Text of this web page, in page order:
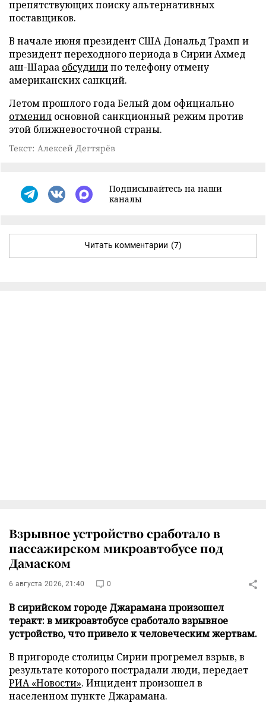
препятствующих поиску альтернативных
поставщиков.
В начале июня президент США Дональд Трамп и
президент переходного периода в Сирии Ахмед
аш-Шараа обсудилипо телефону отмену
американских санкций.
Летом прошлого года Белый дом официально
отменил основной санкционный режим против
этой ближневосточной страны.
Текст: Алексей Дегтярёв
Подписывайтесь на наши
каналы
Читать комментарии (7)
Взрывное устройство сработало в
пассажирском микроавтобусе под
Дамаском
6 августа 2026, 21:40 0
В сирийском городе Джарамана произошел
теракт: в микроавтобусе сработало взрывное
устройство, что привело к человеческим жертвам.
В пригороде столицы Сирии прогремел взрыв, в
результате которого пострадали люди, передает
РИА «Новости». Инцидент произошел в
населенном пункте Джарамана.